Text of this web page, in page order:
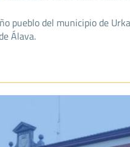
pueblo del municipio de
Álava.